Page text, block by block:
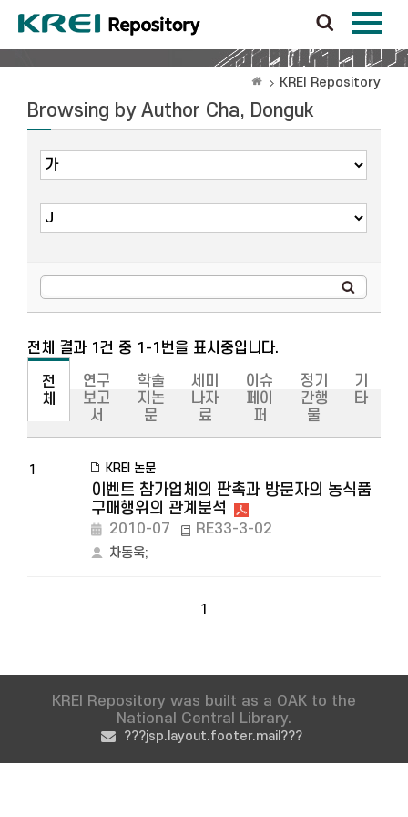
KREI Repository
Browsing by Author Cha, Donguk
전체 결과 1건 중 1-1번을 표시중입니다.
전
체
연구
보고
서
학술
지논
문
세미
나자
료
이슈
페이
퍼
정기
간행
물
기
타
1 KREI 논문
이벤트 참가업체의 판촉과 방문자의 농식품
구매행위의 관계분석
2010-07 RE33-3-02
차동욱;
1
KREI Repository was built as a OAK to the
National Central Library.
???jsp.layout.footer.mail???